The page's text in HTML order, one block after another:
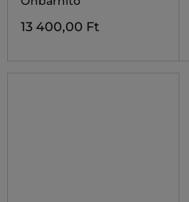
13 400,00 Ft